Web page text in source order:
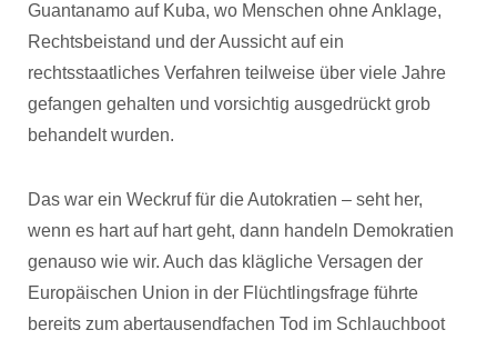
Guantanamo auf Kuba, wo Menschen ohne Anklage,
Rechtsbeistand und der Aussicht auf ein
rechtsstaatliches Verfahren teilweise über viele Jahre
gefangen gehalten und vorsichtig ausgedrückt grob
behandelt wurden.
Das war ein Weckruf für die Autokratien – seht her,
wenn es hart auf hart geht, dann handeln Demokratien
genauso wie wir. Auch das klägliche Versagen der
Europäischen Union in der Flüchtlingsfrage führte
bereits zum abertausendfachen Tod im Schlauchboot